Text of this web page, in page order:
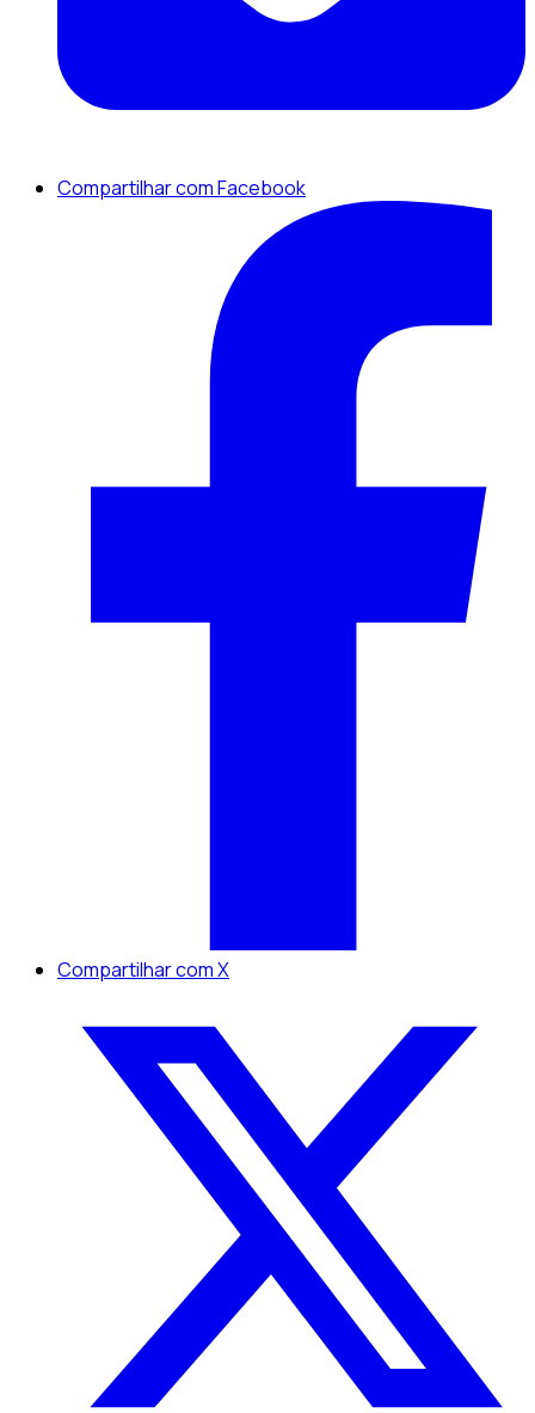
Compartilhar com Facebook
Compartilhar com X